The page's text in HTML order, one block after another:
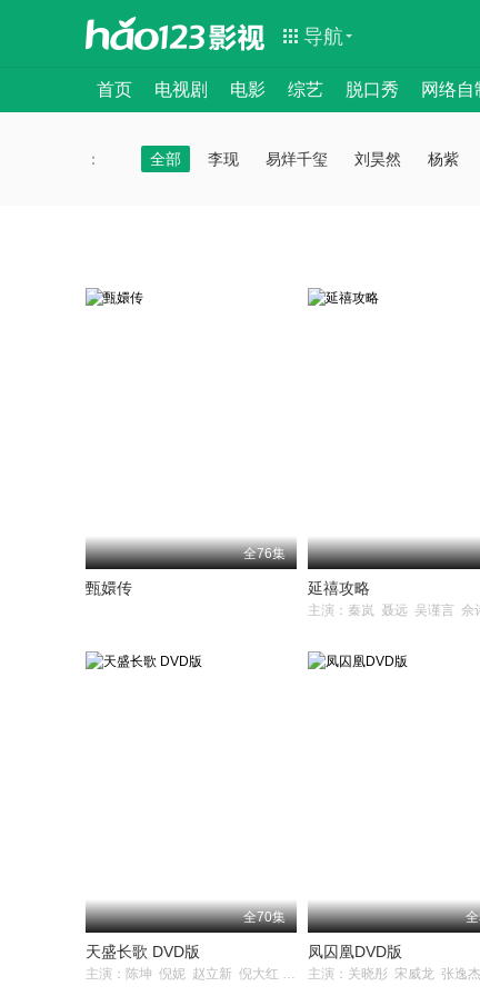
导航
首页 电视剧 电影 综艺 脱口秀 网络自
：： 全部 李现 易烊千玺 刘昊然 杨紫
全76集
甄嬛传 延禧攻略
全70集
天盛长歌 DVD版
主演：陈坤 倪妮 赵立新 倪大红 袁弘 王鸥 白敬亭
凤囚凰DVD版